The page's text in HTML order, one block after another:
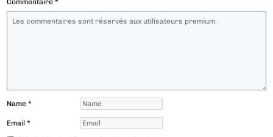
Commentaire*
Name*
Email*